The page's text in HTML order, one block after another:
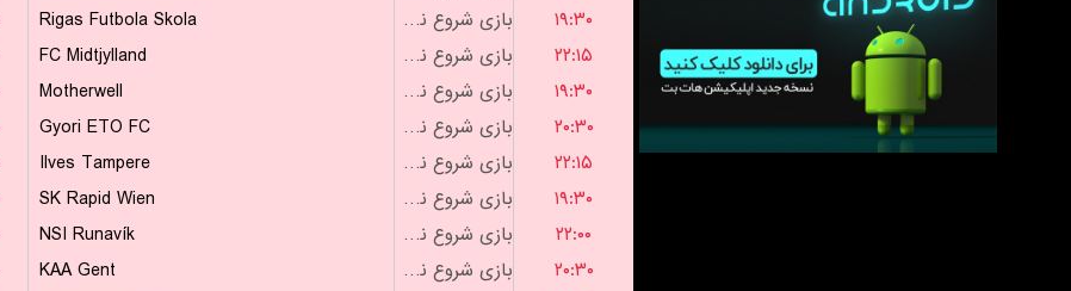
Rigas Futbola Skola بازی شروع نشده است
۱۹:۳۰
FC Midtjylland بازی شروع نشده است
۲۲:۱۵
Motherwell بازی شروع نشده است
۱۹:۳۰
Gyori ETO FC بازی شروع نشده است
۲۰:۳۰
Ilves Tampere بازی شروع نشده است
۲۲:۱۵
SK Rapid Wien بازی شروع نشده است
۱۹:۳۰
NSI Runavík بازی شروع نشده است
۲۲:۰۰
KAA Gent بازی شروع نشده است
۲۰:۳۰